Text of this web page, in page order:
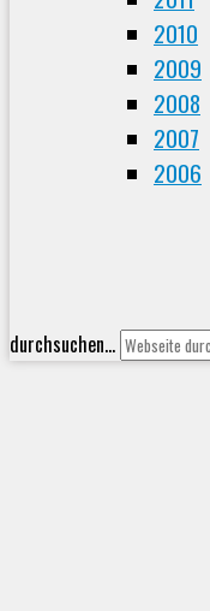
2010
2009
2008
2007
2006
durchsuchen...